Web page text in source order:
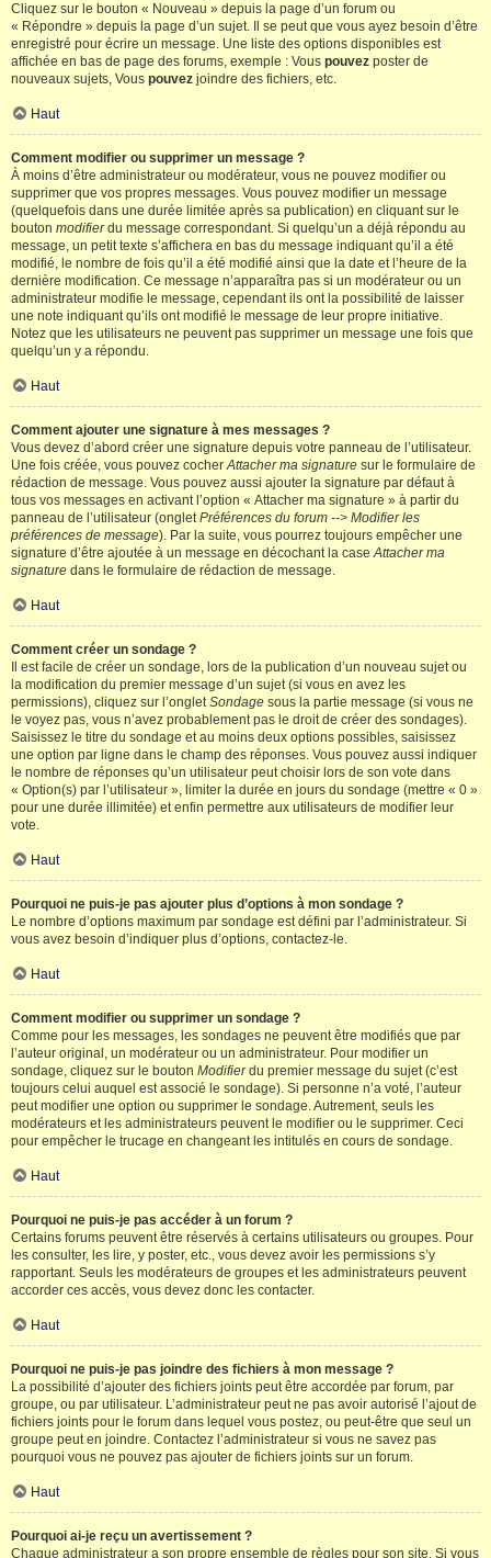
Cliquez sur le bouton « Nouveau » depuis la page d’un forum ou
« Répondre » depuis la page d’un sujet. Il se peut que vous ayez besoin d’être
enregistré pour écrire un message. Une liste des options disponibles est
affichée en bas de page des forums, exemple : Vous pouvez poster de
nouveaux sujets, Vous pouvez joindre des fichiers, etc.
Haut
Comment modifier ou supprimer un message ?
À moins d’être administrateur ou modérateur, vous ne pouvez modifier ou
supprimer que vos propres messages. Vous pouvez modifier un message
(quelquefois dans une durée limitée après sa publication) en cliquant sur le
bouton modifierdu message correspondant. Si quelqu’un a déjà répondu au
message, un petit texte s’affichera en bas du message indiquant qu’il a été
modifié, le nombre de fois qu’il a été modifié ainsi que la date et l’heure de la
dernière modification. Ce message n’apparaîtra pas si un modérateur ou un
administrateur modifie le message, cependant ils ont la possibilité de laisser
une note indiquant qu’ils ont modifié le message de leur propre initiative.
Notez que les utilisateurs ne peuvent pas supprimer un message une fois que
quelqu’un y a répondu.
Haut
Comment ajouter une signature à mes messages ?
Vous devez d’abord créer une signature depuis votre panneau de l’utilisateur.
Une fois créée, vous pouvez cocherAttacher ma signature sur le formulaire de
rédaction de message. Vous pouvez aussi ajouter la signature par défaut à
tous vos messages en activant l’option « Attacher ma signature » à partir du
panneau de l’utilisateur (ongletPréférences du forum --> Modifier les
préférences de message). Par la suite, vous pourrez toujours empêcher une
signature d’être ajoutée à un message en décochant la caseAttacher ma
signature dans le formulaire de rédaction de message.
Haut
Comment créer un sondage ?
Il est facile de créer un sondage, lors de la publication d’un nouveau sujet ou
la modification du premier message d’un sujet (si vous en avez les
permissions), cliquez sur l’ongletSondage sous la partie message (si vous ne
le voyez pas, vous n’avez probablement pas le droit de créer des sondages).
Saisissez le titre du sondage et au moins deux options possibles, saisissez
une option par ligne dans le champ des réponses. Vous pouvez aussi indiquer
le nombre de réponses qu’un utilisateur peut choisir lors de son vote dans
« Option(s) par l’utilisateur », limiter la durée en jours du sondage (mettre « 0 »
pour une durée illimitée) et enfin permettre aux utilisateurs de modifier leur
vote.
Haut
Pourquoi ne puis-je pas ajouter plus d’options à mon sondage ?
Le nombre d’options maximum par sondage est défini par l’administrateur. Si
vous avez besoin d’indiquer plus d’options, contactez-le.
Haut
Comment modifier ou supprimer un sondage ?
Comme pour les messages, les sondages ne peuvent être modifiés que par
l’auteur original, un modérateur ou un administrateur. Pour modifier un
sondage, cliquez sur le bouton Modifierdu premier message du sujet (c’est
toujours celui auquel est associé le sondage). Si personne n’a voté, l’auteur
peut modifier une option ou supprimer le sondage. Autrement, seuls les
modérateurs et les administrateurs peuvent le modifier ou le supprimer. Ceci
pour empêcher le trucage en changeant les intitulés en cours de sondage.
Haut
Pourquoi ne puis-je pas accéder à un forum ?
Certains forums peuvent être réservés à certains utilisateurs ou groupes. Pour
les consulter, les lire, y poster, etc., vous devez avoir les permissions s’y
rapportant. Seuls les modérateurs de groupes et les administrateurs peuvent
accorder ces accès, vous devez donc les contacter.
Haut
Pourquoi ne puis-je pas joindre des fichiers à mon message ?
La possibilité d’ajouter des fichiers joints peut être accordée par forum, par
groupe, ou par utilisateur. L’administrateur peut ne pas avoir autorisé l’ajout de
fichiers joints pour le forum dans lequel vous postez, ou peut-être que seul un
groupe peut en joindre. Contactez l’administrateur si vous ne savez pas
pourquoi vous ne pouvez pas ajouter de fichiers joints sur un forum.
Haut
Pourquoi ai-je reçu un avertissement ?
Chaque administrateur a son propre ensemble de règles pour son site. Si vous